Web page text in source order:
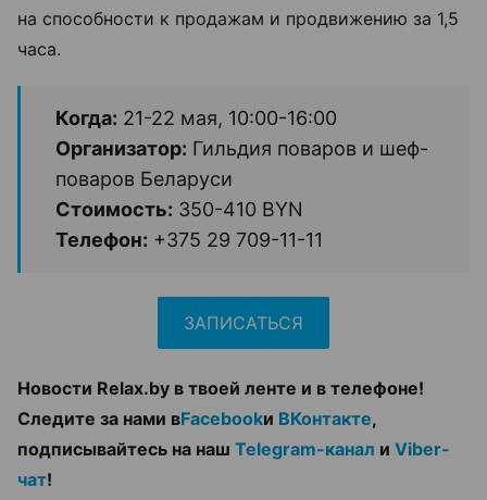
на способности к продажам и продвижению за 1,5
часа.
Когда: 21-22 мая, 10:00-16:00
Организатор: Гильдия поваров и шеф-
поваров Беларуси
Стоимость: 350-410 BYN
Телефон: +375 29 709-11-11
ЗАПИСАТЬСЯ
Новости Relax.by в твоей ленте и в телефоне!
Следите за нами вFacebookи ВКонтакте,
подписывайтесь на наш Telegram-канал и Viber-
чат!